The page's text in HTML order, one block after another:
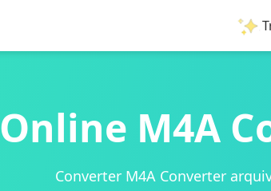
Online M4A
Converter M4A Converter